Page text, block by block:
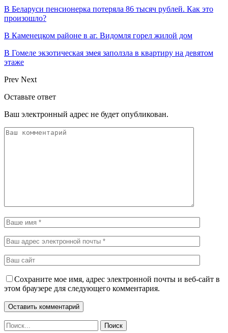
В Беларуси пенсионерка потеряла 86 тысяч рублей. Как это
произошло?
В Каменецком районе в аг. Видомля горел жилой дом
В Гомеле экзотическая змея заползла в квартиру на девятом
этаже
Prev Next
Оставьте ответ
Ваш электронный адрес не будет опубликован.
Сохраните мое имя, адрес электронной почты и веб-сайт в
этом браузере для следующего комментария.